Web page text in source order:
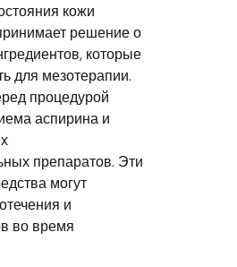
кожи
решение о
которые
для мезотерапии.
процедурой
аспирина и
препаратов. Эти
могут
и
во время